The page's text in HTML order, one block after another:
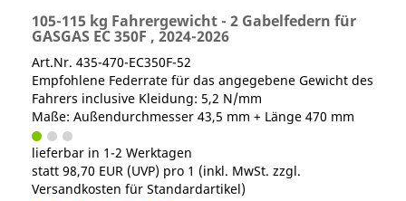
105-115 kg Fahrergewicht - 2 Gabelfedern für
GASGAS EC 350F , 2024-2026
Art.Nr. 435-470-EC350F-52
Empfohlene Federrate für das angegebene Gewicht des
Fahrers inclusive Kleidung: 5,2 N/mm
Maße: Außendurchmesser 43,5 mm + Länge 470 mm
lieferbar in 1-2 Werktagen
statt 98,70 EUR (UVP) pro 1 (inkl. MwSt. zzgl.
Versandkosten für Standardartikel)